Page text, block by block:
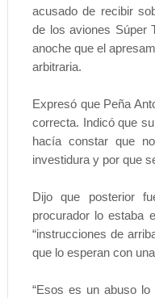
acusado de recibir
de los aviones Súper
anoche que el
arbitraria.
Expresó que Peña
correcta. Indicó que
hacía constar que
investidura y por que
Dijo que posterior
procurador lo estaba
“instrucciones de
que lo esperan con
“Esos es un abuso